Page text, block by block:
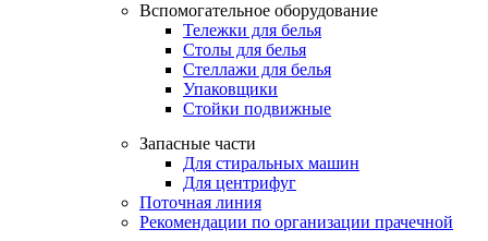
Вспомогательное оборудование
Тележки для белья
Столы для белья
Стеллажи для белья
Упаковщики
Стойки подвижные
Запасные части
Для стиральных машин
Для центрифуг
Поточная линия
Рекомендации по организации прачечной